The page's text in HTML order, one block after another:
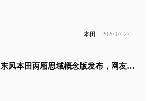
本田 2020-07-27
东风本田两厢思域概念版发布，网友：B柱加固了么？